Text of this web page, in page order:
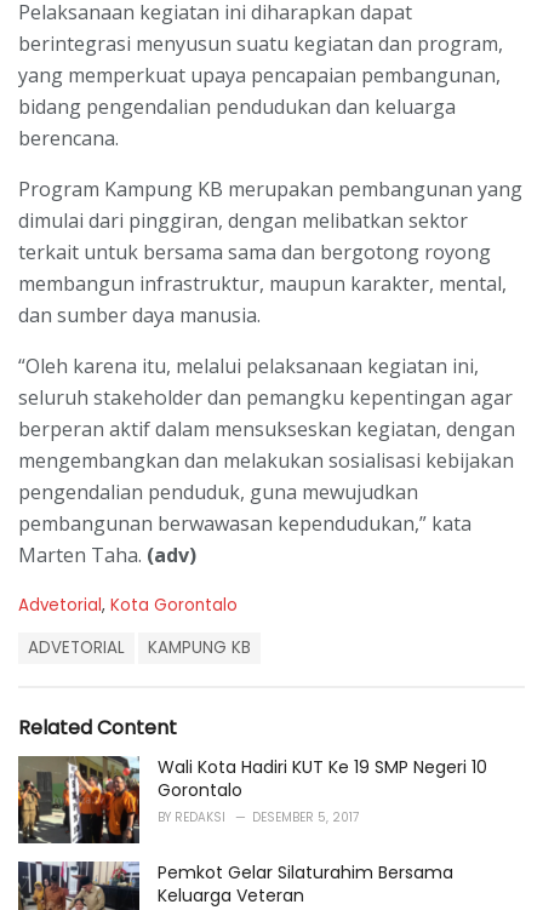
Pelaksanaan kegiatan ini diharapkan dapat
berintegrasi menyusun suatu kegiatan dan program,
yang memperkuat upaya pencapaian pembangunan,
bidang pengendalian pendudukan dan keluarga
berencana.
Program Kampung KB merupakan pembangunan yang
dimulai dari pinggiran, dengan melibatkan sektor
terkait untuk bersama sama dan bergotong royong
membangun infrastruktur, maupun karakter, mental,
dan sumber daya manusia.
“Oleh karena itu, melalui pelaksanaan kegiatan ini,
seluruh stakeholder dan pemangku kepentingan agar
berperan aktif dalam mensukseskan kegiatan, dengan
mengembangkan dan melakukan sosialisasi kebijakan
pengendalian penduduk, guna mewujudkan
pembangunan berwawasan kependudukan,” kata
Marten Taha. (adv)
C
r
i
e
s
:
Advetorial, Kota Gorontalo
:
ADVETORIAL KAMPUNG KB
Related Content
Wali Kota Hadiri KUT Ke 19 SMP Negeri 10
Gorontalo
BY REDAKSI DESEMBER 5, 2017
Pemkot Gelar Silaturahim Bersama
Keluarga Veteran